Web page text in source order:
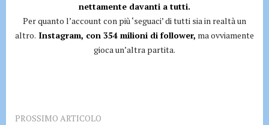
nettamente davanti a tutti.
Per quanto l’account con più ‘seguaci’ di tutti sia in realtà un
altro. Instagram, con 354 milioni di follower, ma ovviamente
gioca un’altra partita.
PROSSIMO ARTICOLO